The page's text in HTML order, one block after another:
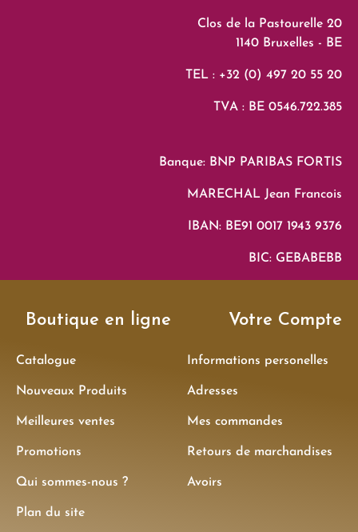
Clos de la Pastourelle 20
1140 Bruxelles - BE
TEL : +32 (0) 497 20 55 20
TVA : BE 0546.722.385
Banque: BNP PARIBAS FORTIS
MARECHAL Jean Francois
IBAN: BE91 0017 1943 9376
BIC: GEBABEBB
Boutique en ligne
Catalogue
Nouveaux Produits
Meilleures ventes
Promotions
Qui sommes-nous ?
Plan du site
Votre Compte
Informations personelles
Adresses
Mes commandes
Retours de marchandises
Avoirs